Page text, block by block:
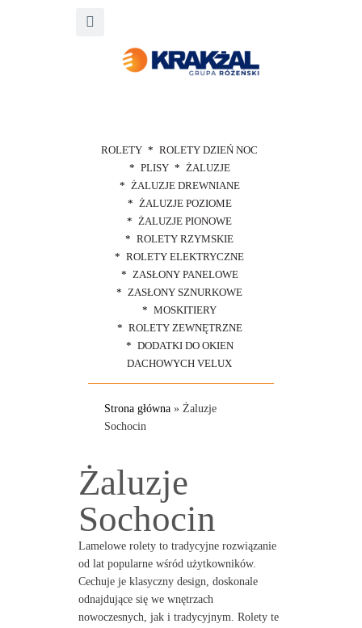
ROLETY
ROLETY DZIEŃ NOC
PLISY
ŻALUZJE
ŻALUZJE DREWNIANE
ŻALUZJE POZIOME
ŻALUZJE PIONOWE
ROLETY RZYMSKIE
ROLETY ELEKTRYCZNE
ZASŁONY PANELOWE
ZASŁONY SZNURKOWE
MOSKITIERY
ROLETY ZEWNĘTRZNE
DODATKI DO OKIEN
DACHOWYCH VELUX
Strona główna » Żaluzje
Sochocin
Żaluzje
Sochocin
Lamelowe rolety to tradycyjne rozwiązanie
od lat popularne wśród użytkowników.
Cechuje je klasyczny design, doskonale
odnajdujące się we wnętrzach
nowoczesnych, jak i tradycyjnym. Rolety te